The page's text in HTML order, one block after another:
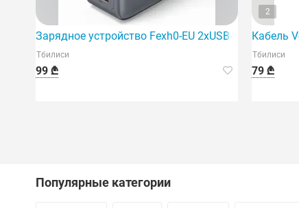
Зарядное устройство Fexh0-EU 2xUSB-C/USB-A
Тбилиси
99 ₾
2
Кабель
Тбилиси
79 ₾
Популярные категории